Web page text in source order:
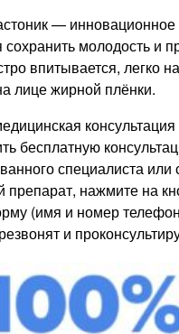
—
сохранить молодость и
впитывается, легко
лице жирной плёнки.
консультация
бесплатную
специалиста или
препарат, нажмите на
(имя и номер
и